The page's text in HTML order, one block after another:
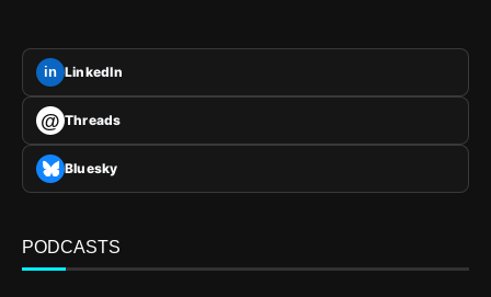
in LinkedIn
@ Threads
Bluesky
PODCASTS